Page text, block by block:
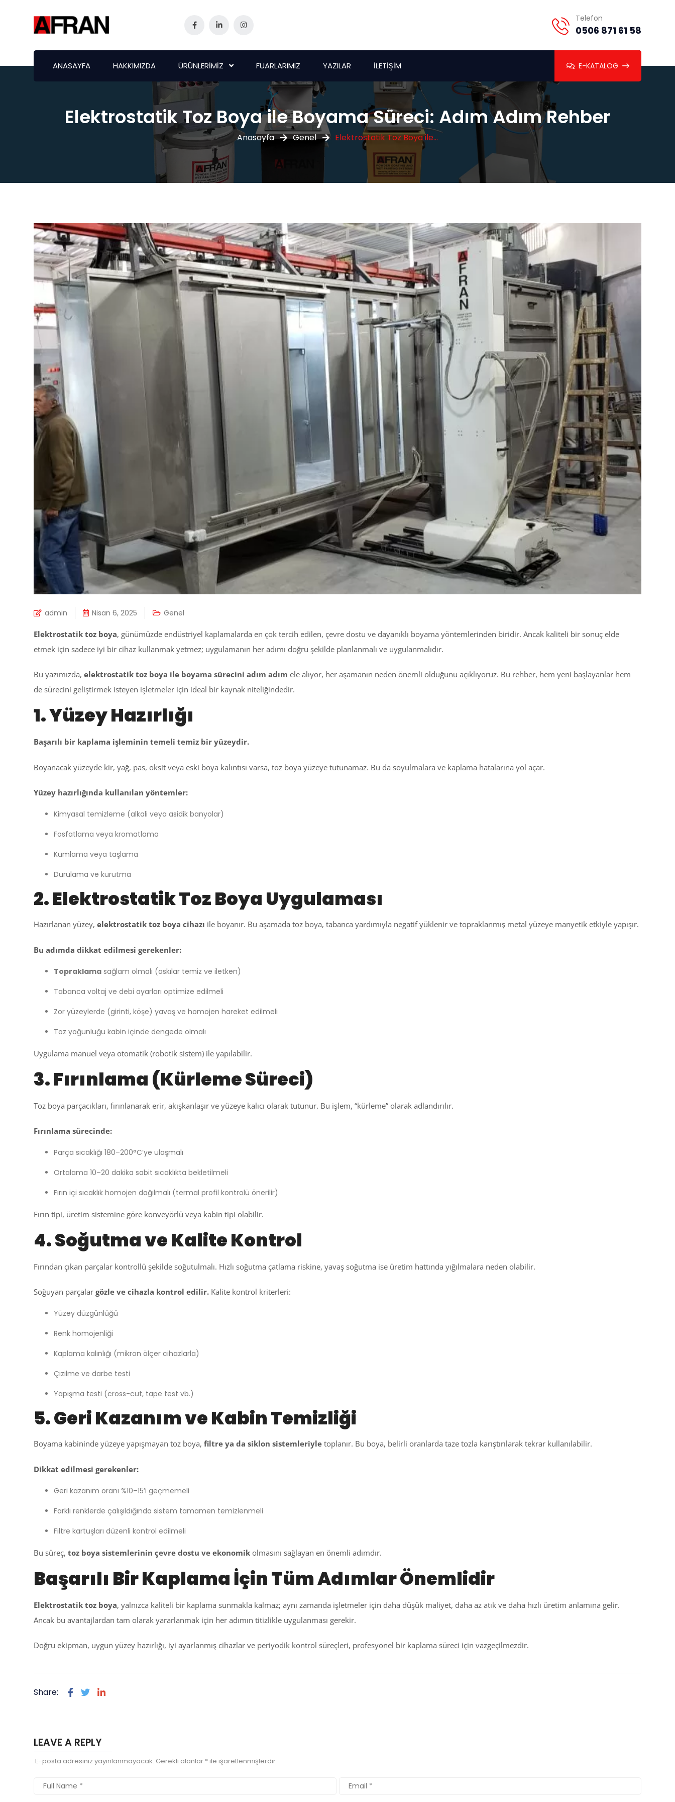
Telefon
0506 871 61 58
ANASAYFA HAKKIMIZDA ÜRÜNLERİMİZ FUARLARIMIZ YAZILAR İLETİŞİM E-KATALOG
Elektrostatik Toz Boya ile Boyama Süreci: Adım Adım Rehber
Anasayfa Genel Elektrostatik Toz Boya ile...
admin Nisan 6, 2025 Genel
Elektrostatik toz boya, günümüzde endüstriyel kaplamalarda en çok tercih edilen, çevre dostu ve dayanıklı boyama yöntemlerinden biridir. Ancak kaliteli bir sonuç elde
etmek için sadece iyi bir cihaz kullanmak yetmez; uygulamanın her adımı doğru şekilde planlanmalı ve uygulanmalıdır.
Bu yazımızda,elektrostatik toz boya ile boyama sürecini adım adım ele alıyor, her aşamanın neden önemli olduğunu açıklıyoruz. Bu rehber, hem yeni başlayanlar hem
de sürecini geliştirmek isteyen işletmeler için ideal bir kaynak niteliğindedir.
1. Yüzey Hazırlığı
Başarılı bir kaplama işleminin temeli temiz bir yüzeydir.
Boyanacak yüzeyde kir, yağ, pas, oksit veya eski boya kalıntısı varsa, toz boya yüzeye tutunamaz. Bu da soyulmalara ve kaplama hatalarına yol açar.
Yüzey hazırlığında kullanılan yöntemler:
Kimyasal temizleme (alkali veya asidik banyolar)
Fosfatlama veya kromatlama
Kumlama veya taşlama
Durulama ve kurutma
2. Elektrostatik Toz Boya Uygulaması
Hazırlanan yüzey,elektrostatik toz boya cihazı ile boyanır. Bu aşamada toz boya, tabanca yardımıyla negatif yüklenir ve topraklanmış metal yüzeye manyetik etkiyle yapışır.
Bu adımda dikkat edilmesi gerekenler:
Topraklama sağlam olmalı (askılar temiz ve iletken)
Tabanca voltaj ve debi ayarları optimize edilmeli
Zor yüzeylerde (girinti, köşe) yavaş ve homojen hareket edilmeli
Toz yoğunluğu kabin içinde dengede olmalı
Uygulama manuel veya otomatik (robotik sistem) ile yapılabilir.
3. Fırınlama (Kürleme Süreci)
Toz boya parçacıkları, fırınlanarak erir, akışkanlaşır ve yüzeye kalıcı olarak tutunur. Bu işlem, “kürleme” olarak adlandırılır.
Fırınlama sürecinde:
Parça sıcaklığı 180–200°C’ye ulaşmalı
Ortalama 10–20 dakika sabit sıcaklıkta bekletilmeli
Fırın içi sıcaklık homojen dağılmalı (termal profil kontrolü önerilir)
Fırın tipi, üretim sistemine göre konveyörlü veya kabin tipi olabilir.
4. Soğutma ve Kalite Kontrol
Fırından çıkan parçalar kontrollü şekilde soğutulmalı. Hızlı soğutma çatlama riskine, yavaş soğutma ise üretim hattında yığılmalara neden olabilir.
Soğuyan parçalargözle ve cihazla kontrol edilir. Kalite kontrol kriterleri:
Yüzey düzgünlüğü
Renk homojenliği
Kaplama kalınlığı (mikron ölçer cihazlarla)
Çizilme ve darbe testi
Yapışma testi (cross-cut, tape test vb.)
5. Geri Kazanım ve Kabin Temizliği
Boyama kabininde yüzeye yapışmayan toz boya,filtre ya da siklon sistemleriyle toplanır. Bu boya, belirli oranlarda taze tozla karıştırılarak tekrar kullanılabilir.
Dikkat edilmesi gerekenler:
Geri kazanım oranı %10–15’i geçmemeli
Farklı renklerde çalışıldığında sistem tamamen temizlenmeli
Filtre kartuşları düzenli kontrol edilmeli
Bu süreç,toz boya sistemlerinin çevre dostu ve ekonomik olmasını sağlayan en önemli adımdır.
Başarılı Bir Kaplama İçin Tüm Adımlar Önemlidir
Elektrostatik toz boya, yalnızca kaliteli bir kaplama sunmakla kalmaz; aynı zamanda işletmeler için daha düşük maliyet, daha az atık ve daha hızlı üretim anlamına gelir.
Ancak bu avantajlardan tam olarak yararlanmak için her adımın titizlikle uygulanması gerekir.
Doğru ekipman, uygun yüzey hazırlığı, iyi ayarlanmış cihazlar ve periyodik kontrol süreçleri, profesyonel bir kaplama süreci için vazgeçilmezdir.
Share:
LEAVE A REPLY
E-posta adresiniz yayınlanmayacak. Gerekli alanlar *ile işaretlenmişlerdir